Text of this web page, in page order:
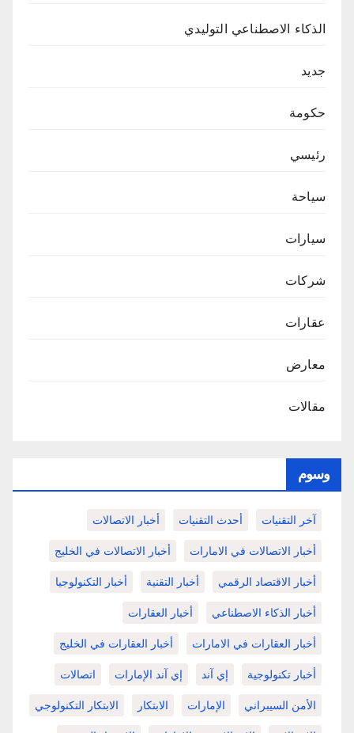
الذكاء الاصطناعي التوليدي
جديد
حكومة
رئيسي
سياحة
سيارات
شركات
عقارات
معارض
مقالات
وسوم
آخر التقنيات أحدث التقنيات أخبار الاتصالات
أخبار الاتصالات في الامارات أخبار الاتصالات في الخليج
أخبار الاقتصاد الرقمي أخبار التقنية أخبار التكنولوجيا
أخبار الذكاء الاصطناعي أخبار العقارات
أخبار العقارات في الامارات أخبار العقارات في الخليج
أخبار تكنولوجية إي آند إي آند الإمارات اتصالات
الأمن السيبراني الإمارات الابتكار الابتكار التكنولوجي